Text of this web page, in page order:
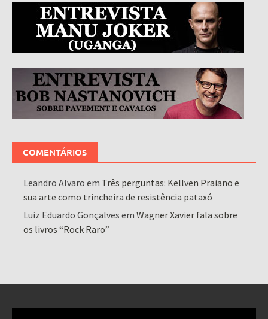
COMENTÁRIOS
Leandro Alvaro em Três perguntas: Kellven Praiano e
sua arte como trincheira de resistência pataxó
Luiz Eduardo Gonçalves emWagner Xavier fala sobre
os livros “Rock Raro”